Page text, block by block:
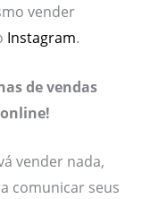
vender
Instagram.
de vendas
vender nada,
comunicar seus